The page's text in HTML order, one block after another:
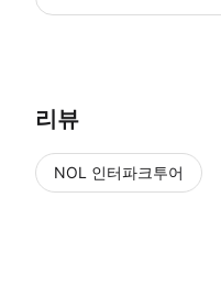
리뷰
NOL 인터파크투어